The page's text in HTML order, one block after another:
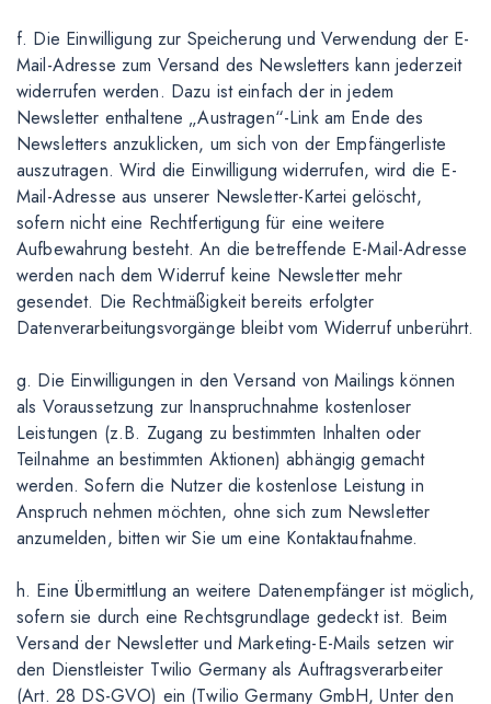
f. Die Einwilligung zur Speicherung und Verwendung der E-
Mail-Adresse zum Versand des Newsletters kann jederzeit
widerrufen werden. Dazu ist einfach der in jedem
Newsletter enthaltene „Austragen“-Link am Ende des
Newsletters anzuklicken, um sich von der Empfängerliste
auszutragen. Wird die Einwilligung widerrufen, wird die E-
Mail-Adresse aus unserer Newsletter-Kartei gelöscht,
sofern nicht eine Rechtfertigung für eine weitere
Aufbewahrung besteht. An die betreffende E-Mail-Adresse
werden nach dem Widerruf keine Newsletter mehr
gesendet. Die Rechtmäßigkeit bereits erfolgter
Datenverarbeitungsvorgänge bleibt vom Widerruf unberührt.
g. Die Einwilligungen in den Versand von Mailings können
als Voraussetzung zur Inanspruchnahme kostenloser
Leistungen (z.B. Zugang zu bestimmten Inhalten oder
Teilnahme an bestimmten Aktionen) abhängig gemacht
werden. Sofern die Nutzer die kostenlose Leistung in
Anspruch nehmen möchten, ohne sich zum Newsletter
anzumelden, bitten wir Sie um eine Kontaktaufnahme.
h. Eine Übermittlung an weitere Datenempfänger ist möglich,
sofern sie durch eine Rechtsgrundlage gedeckt ist. Beim
Versand der Newsletter und Marketing-E-Mails setzen wir
den Dienstleister Twilio Germany als Auftragsverarbeiter
(Art. 28 DS-GVO) ein (Twilio Germany GmbH, Unter den